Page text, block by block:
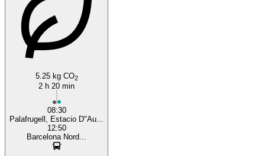
5.25 kg CO2
2 h 20 min
08:30
Palafrugell, Estacio D"Au...
12:50
Barcelona Nord...